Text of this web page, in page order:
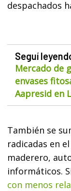
despachados
Seguí
Mercado de
envases
Aapresid en
También se
radicadas en
maderero,
informáticos.
con menos